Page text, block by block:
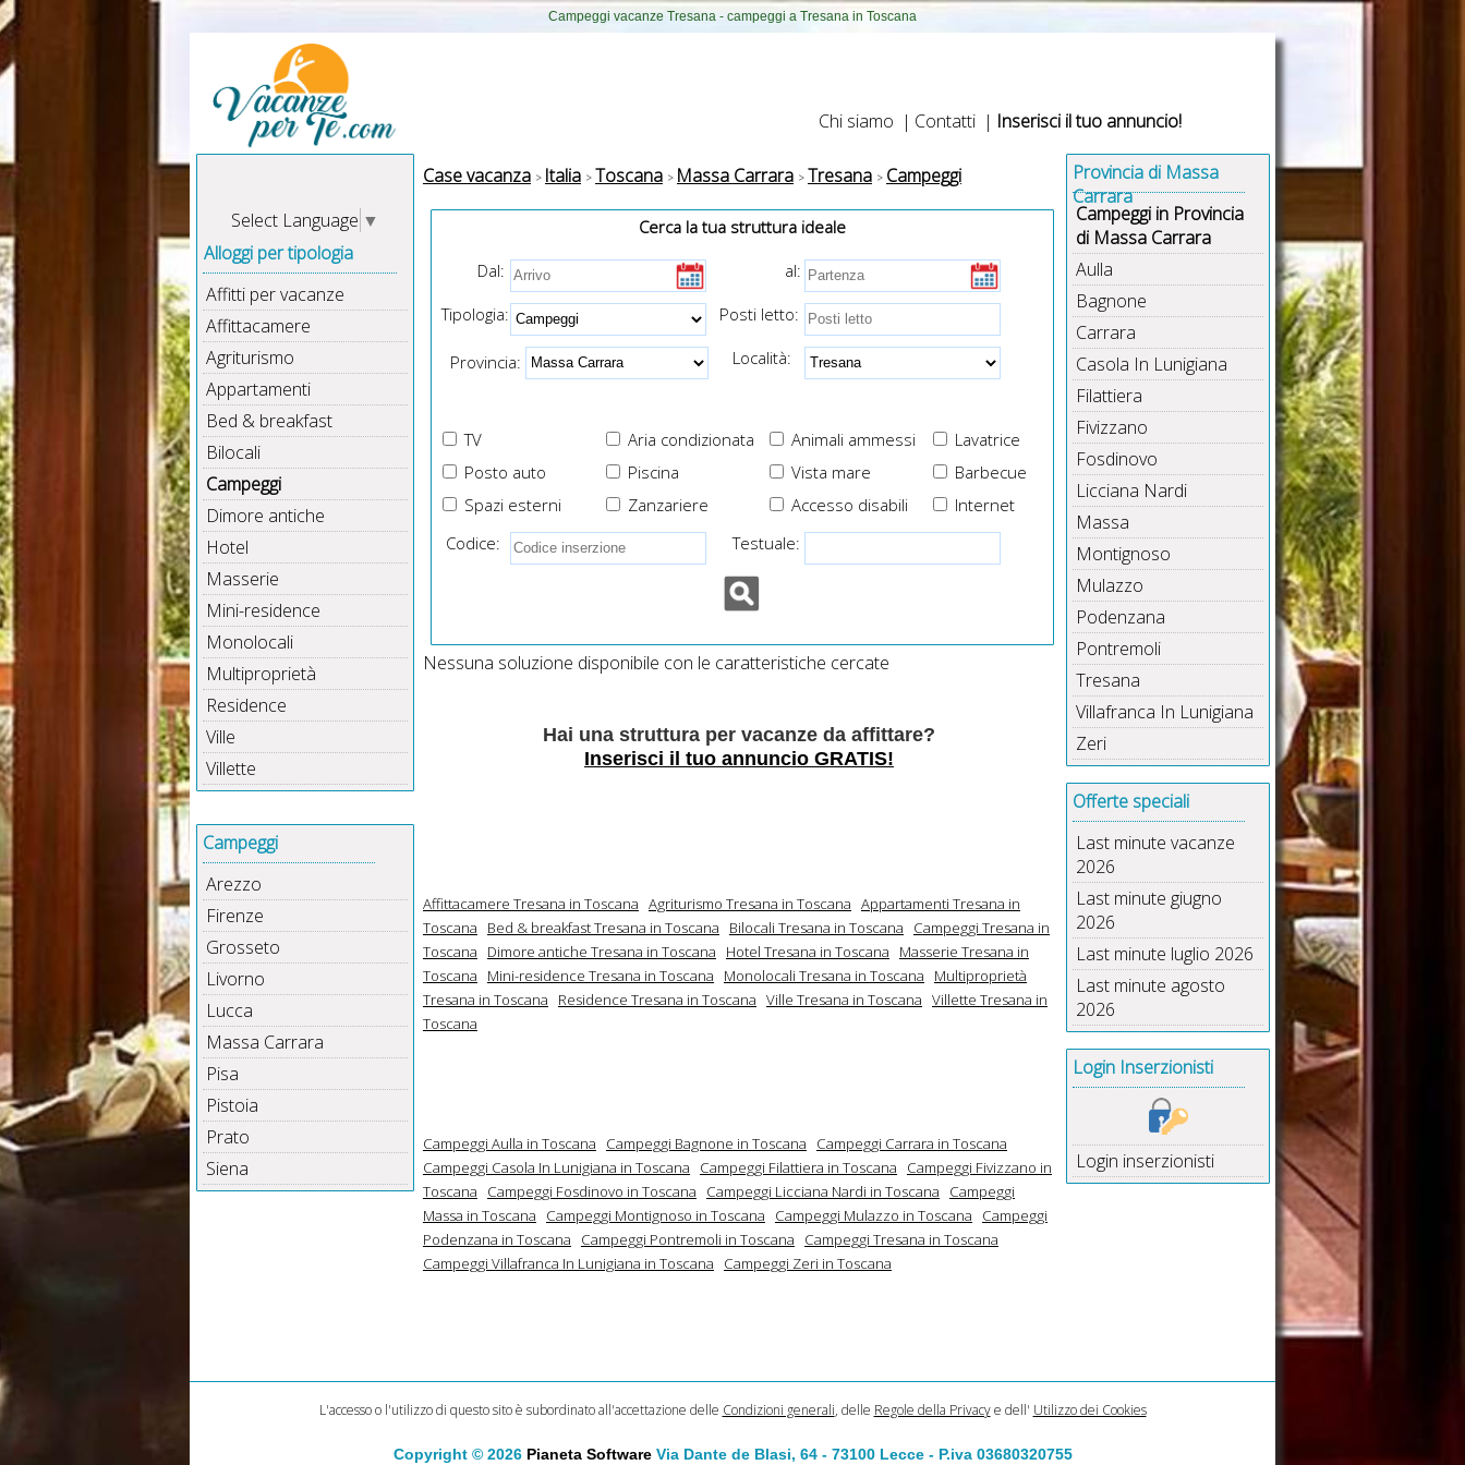
Campeggi vacanze Tresana - campeggi a Tresana in Toscana
Chi siamo | Contatti | Inserisci il tuo annuncio!
Select Language ▼
Alloggi per tipologia
Affitti per vacanze
Affittacamere
Agriturismo
Appartamenti
Bed & breakfast
Bilocali
Campeggi
Dimore antiche
Hotel
Masserie
Mini-residence
Monolocali
Multiproprietà
Residence
Ville
Villette
Campeggi
Arezzo
Firenze
Grosseto
Livorno
Lucca
Massa Carrara
Pisa
Pistoia
Prato
Siena
Case vacanza Italia Toscana Massa Carrara Tresana Campeggi
Cerca la tua struttura ideale
Dal:
al:
Tipologia:
Posti letto:
Provincia: Località:
TV Aria condizionata Animali ammessi
Lavatrice
Posto auto
Piscina Vista mare
Barbecue
Spazi esterni
Zanzariere Internet
Accesso disabili
Codice:
Testuale:
Nessuna soluzione disponibile con le caratteristiche cercate
Hai una struttura per vacanze da affittare?
Inserisci il tuo annuncio GRATIS!
Affittacamere Tresana in Toscana Agriturismo Tresana in Toscana Appartamenti Tresana in
Toscana
Bed & breakfast Tresana in Toscana Bilocali Tresana in Toscana
Campeggi Tresana in
Toscana
Dimore antiche Tresana in Toscana Hotel Tresana in Toscana
Masserie Tresana in
Toscana
Mini-residence Tresana in Toscana Monolocali Tresana in Toscana
Multiproprietà
Tresana in Toscana
Residence Tresana in Toscana Ville Tresana in Toscana Villette Tresana in
Toscana
Campeggi Aulla in Toscana Campeggi Bagnone in Toscana
Campeggi Carrara in Toscana
Campeggi Casola In Lunigiana in Toscana
Campeggi Filattiera in Toscana
Campeggi Fivizzano in
Toscana
Campeggi Fosdinovo in Toscana Campeggi Licciana Nardi in Toscana
Campeggi
Massa in Toscana
Campeggi Montignoso in Toscana Campeggi Mulazzo in Toscana
Campeggi
Podenzana in Toscana
Campeggi Pontremoli in Toscana
Campeggi Tresana in Toscana
Campeggi Villafranca In Lunigiana in Toscana
Campeggi Zeri in Toscana
Provincia di Massa
Carrara
Campeggi in Provincia
di Massa Carrara
Aulla
Bagnone
Carrara
Casola In Lunigiana
Filattiera
Fivizzano
Fosdinovo
Licciana Nardi
Massa
Montignoso
Mulazzo
Podenzana
Pontremoli
Tresana
Villafranca In Lunigiana
Zeri
Offerte speciali
Last minute vacanze
2026
Last minute giugno
2026
Last minute luglio 2026
Last minute agosto
2026
Login Inserzionisti
Login inserzionisti
L'accesso o l'utilizzo di questo sito è subordinato all'accettazione delle Condizioni generali, delle Regole della Privacye dell' Utilizzo dei Cookies
Copyright © 2026 Pianeta SoftwareVia Dante de Blasi, 64 - 73100 Lecce - P.iva 03680320755